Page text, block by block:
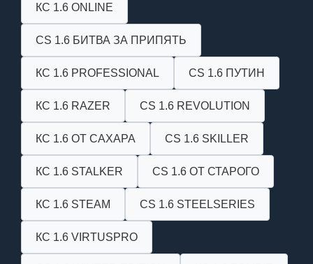
КС 1.6 ONLINE
CS 1.6 БИТВА ЗА ПРИПЯТЬ
КС 1.6 PROFESSIONAL CS 1.6 ПУТИН
КС 1.6 RAZER CS 1.6 REVOLUTION
КС 1.6 ОТ САХАРА CS 1.6 SKILLER
КС 1.6 STALKER CS 1.6 ОТ СТАРОГО
КС 1.6 STEAM CS 1.6 STEELSERIES
КС 1.6 VIRTUSPRO